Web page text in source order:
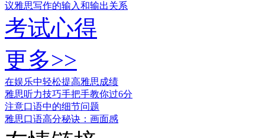
议雅思写作的输入和输出关系
考试心得
更多>>
在娱乐中轻松提高雅思成绩
雅思听力技巧手把手教你过6分
注意口语中的细节问题
雅思口语高分秘诀：画面感